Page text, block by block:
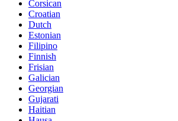
Corsican
Croatian
Dutch
Estonian
Filipino
Finnish
Frisian
Galician
Georgian
Gujarati
Haitian